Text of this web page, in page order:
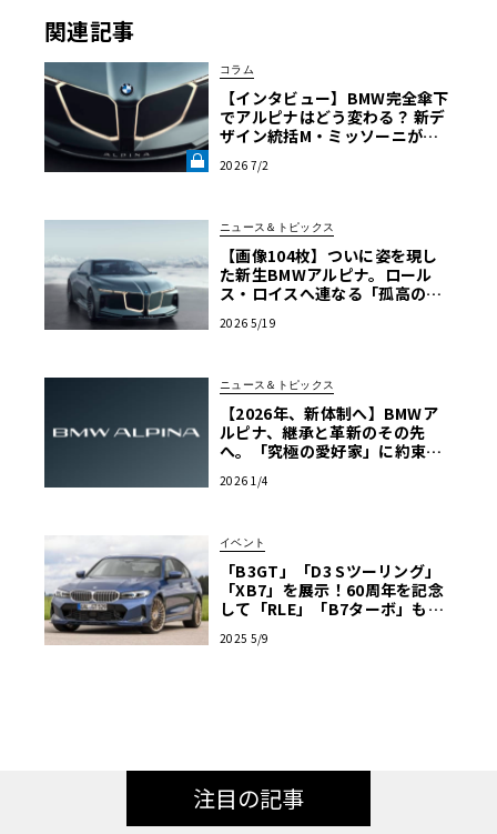
関連記事
コラム
【インタビュー】BMW完全傘下
でアルピナはどう変わる？ 新デ
ザイン統括M・ミッソーニが明
の真意《LE VOLANT LAB》
2026 7/2
ニュース＆トピックス
【画像104枚】ついに姿を現し
た新生BMWアルピナ。ロール
ス・ロイスへ連なる「孤高の美
2026 5/19
ニュース＆トピックス
【2026年、新体制へ】BMWア
ルピナ、継承と革新のその先
へ。「究極の愛好家」に約束す
2026 1/4
イベント
「B3GT」「D3 Sツーリング」
「XB7」を展示！60周年を記念
して「RLE」「B7ターボ」も！
【ル・ボラン カーズミート2025
2025 5/9
注目の記事